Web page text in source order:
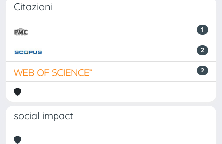
Citazioni
1
2
2
social impact